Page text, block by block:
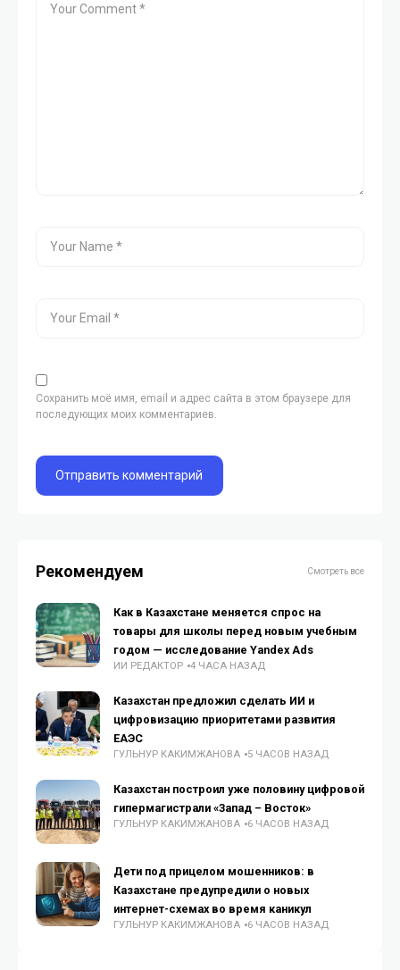
Сохранить моё имя, email и адрес сайта в этом браузере для
последующих моих комментариев.
Рекомендуем Смотреть все
Как в Казахстане меняется спрос на
товары для школы перед новым учебным
годом — исследование Yandex Ads
ИИ РЕДАКТОР 4 ЧАСА НАЗАД
Казахстан предложил сделать ИИ и
цифровизацию приоритетами развития
ЕАЭС
ГУЛЬНУР КАКИМЖАНОВА 5 ЧАСОВ НАЗАД
Казахстан построил уже половину цифровой
гипермагистрали «Запад – Восток»
ГУЛЬНУР КАКИМЖАНОВА 6 ЧАСОВ НАЗАД
Дети под прицелом мошенников: в
Казахстане предупредили о новых
интернет-схемах во время каникул
ГУЛЬНУР КАКИМЖАНОВА 6 ЧАСОВ НАЗАД